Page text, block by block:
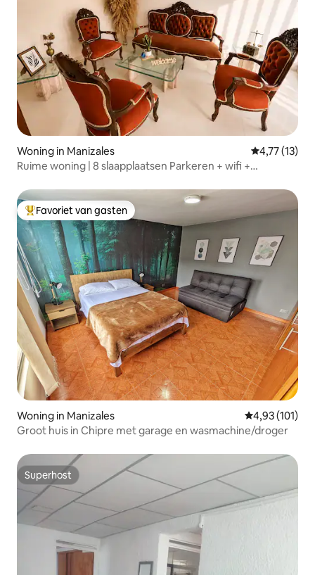
Woning in Manizales Gemiddelde
4,77 (13)
Ruime woning | 8 slaapplaatsen Parkeren + wifi +
Topfavoriet van gasten
Favoriet van gasten
Woning in Manizales Gemiddelde
4,93 (101)
Groot huis in Chipre met garage en wasmachine/droger
Superhost
Superhost